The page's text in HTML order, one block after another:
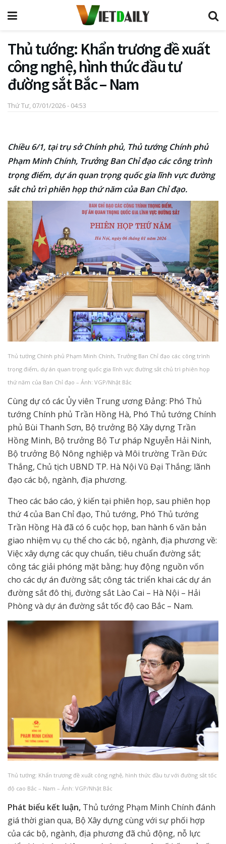
Thủ tướng: Khẩn trương đề xuất
công nghệ, hình thức đầu tư
đường sắt Bắc – Nam
Thứ Tư, 07/01/2026 - 04:53
Chiều 6/1, tại trụ sở Chính phủ, Thủ tướng Chính phủ
Phạm Minh Chính, Trưởng Ban Chỉ đạo các công trình
trọng điểm, dự án quan trọng quốc gia lĩnh vực đường
sắt chủ trì phiên họp thứ năm của Ban Chỉ đạo.
Thủ tướng Chính phủ Phạm Minh Chính, Trưởng Ban Chỉ đạo các công trình
trọng điểm, dự án quan trọng quốc gia lĩnh vực đường sắt chủ trì phiên họp
thứ năm của Ban Chỉ đạo – Ảnh: VGP/Nhật Bắc
Cùng dự có các Ủy viên Trung ương Đảng: Phó Thủ
tướng Chính phủ Trần Hồng Hà, Phó Thủ tướng Chính
phủ Bùi Thanh Sơn, Bộ trưởng Bộ Xây dựng Trần
Hồng Minh, Bộ trưởng Bộ Tư pháp Nguyễn Hải Ninh,
Bộ trưởng Bộ Nông nghiệp và Môi trường Trần Đức
Thắng, Chủ tịch UBND TP. Hà Nội Vũ Đại Thắng; lãnh
đạo các bộ, ngành, địa phương.
Theo các báo cáo, ý kiến tại phiên họp, sau phiên họp
thứ 4 của Ban Chỉ đạo, Thủ tướng, Phó Thủ tướng
Trần Hồng Hà đã có 6 cuộc họp, ban hành 6 văn bản
giao nhiệm vụ cụ thể cho các bộ, ngành, địa phương về:
Việc xây dựng các quy chuẩn, tiêu chuẩn đường sắt;
công tác giải phóng mặt bằng; huy động nguồn vốn
cho các dự án đường sắt; công tác triển khai các dự án
đường sắt đô thị, đường sắt Lào Cai – Hà Nội – Hải
Phòng và dự án đường sắt tốc độ cao Bắc – Nam.
Thủ tướng: Khẩn trương đề xuất công nghệ, hình thức đầu tư với đường sắt tốc
độ cao Bắc – Nam – Ảnh: VGP/Nhật Bắc
Phát biểu kết luận, Thủ tướng Phạm Minh Chính đánh
giá thời gian qua, Bộ Xây dựng cùng với sự phối hợp
của các bộ, ngành, địa phương đã chủ động, nỗ lực